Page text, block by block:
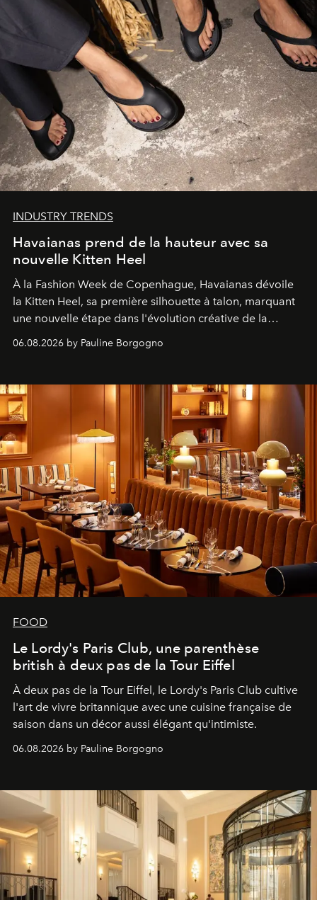
INDUSTRY TRENDS
Havaianas prend de la hauteur avec sa
nouvelle Kitten Heel
À la Fashion Week de Copenhague, Havaianas dévoile
la Kitten Heel, sa première silhouette à talon, marquant
une nouvelle étape dans l'évolution créative de la
06.08.2026 by Pauline Borgogno
FOOD
Le Lordy's Paris Club, une parenthèse
british à deux pas de la Tour Eiffel
À deux pas de la Tour Eiffel, le Lordy's Paris Club cultive
l'art de vivre britannique avec une cuisine française de
saison dans un décor aussi élégant qu'intimiste.
06.08.2026 by Pauline Borgogno